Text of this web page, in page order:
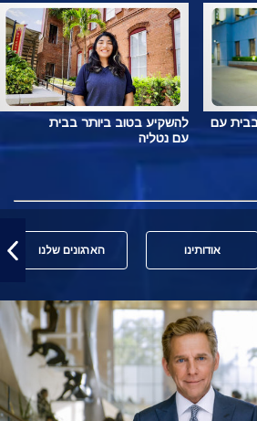
עם
להשקיע בטוב ביותר בבית
עם נטליה
אודותינו הארגונים שלנו